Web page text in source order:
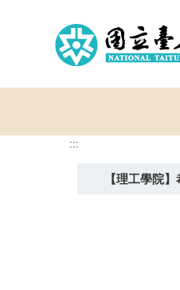
:::
【理工學院